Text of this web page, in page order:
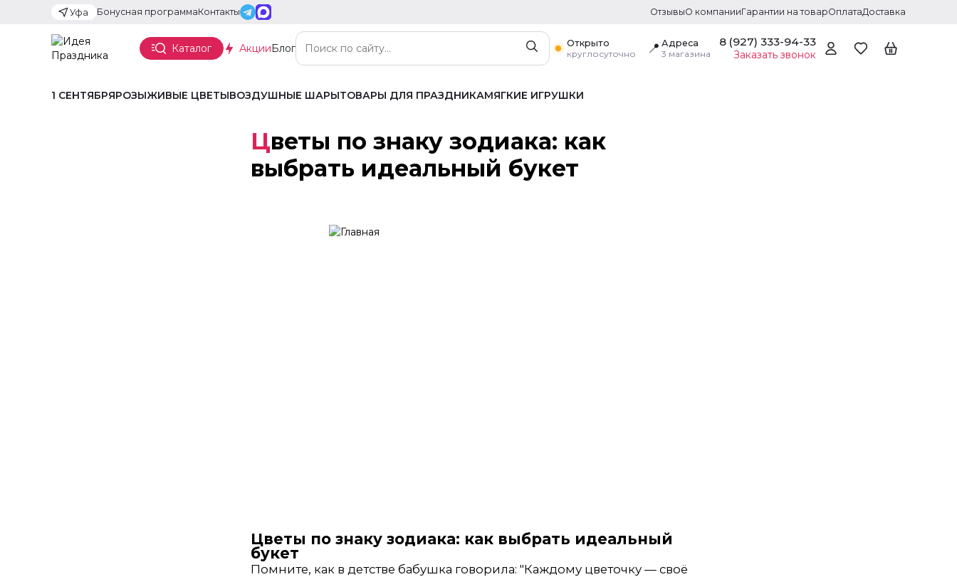
Уфа Бонусная программаКонтакты ОтзывыО компанииГарантии на товарОплатаДоставка
Каталог АкцииБлог
Открыто
круглосуточно
📍 Адреса
3 магазина
8 (927) 333-94-33
Заказать звонок
1 СЕНТЯБРЯРОЗЫЖИВЫЕ ЦВЕТЫВОЗДУШНЫЕ ШАРЫТОВАРЫ ДЛЯ ПРАЗДНИКАМЯГКИЕ ИГРУШКИ
Цветы по знаку зодиака: как
выбрать идеальный букет
Цветы по знаку зодиака: как выбрать идеальный
букет
Помните, как в детстве бабушка говорила: "Каждому цветочку — своё